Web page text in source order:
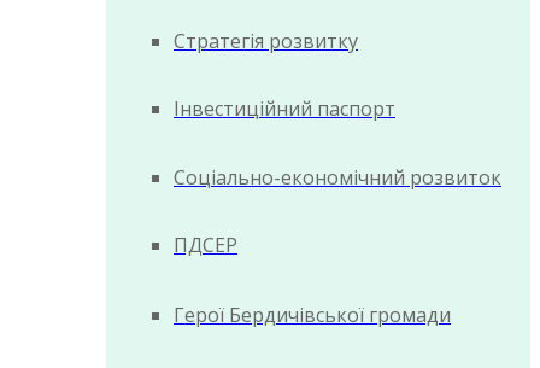
Стратегія розвитку
Інвестиційний паспорт
Соціально-економічний розвиток
ПДСЕР
Герої Бердичівської громади